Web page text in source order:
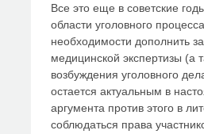
Все это еще в советские
области уголовного
необходимости дополнить
медицинской экспертизы (а
возбуждения уголовного
остается актуальным в
аргумента против этого в
соблюдаться права